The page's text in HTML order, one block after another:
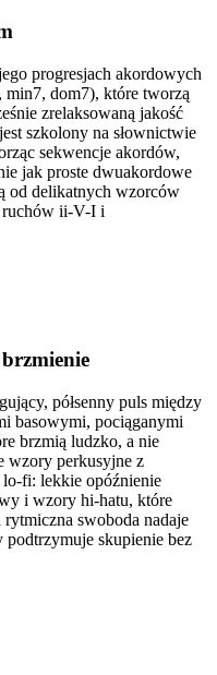
progresjach akordowych
dom7), które tworzą
zrelaksowaną jakość
szkolony na słownictwie
sekwencje akordów,
jak proste dwuakordowe
od delikatnych wzorców
ruchów ii-V-I i
półsenny puls między
basowymi, pociąganymi
brzmią ludzko, a nie
wzory perkusyjne z
fi: lekkie opóźnienie
i wzory hi-hatu, które
swoboda nadaje
skupienie bez